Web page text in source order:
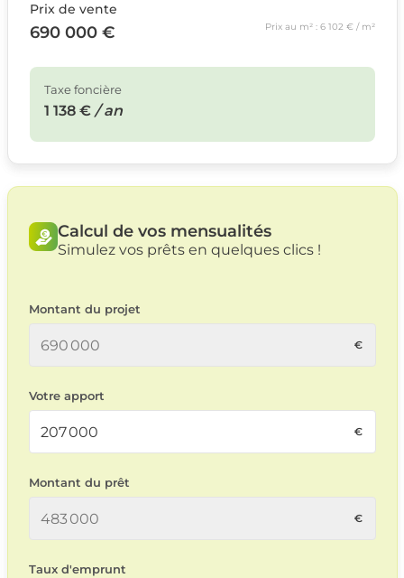
Prix de vente
690 000 € Prix au m² : 6 102 € / m²
Taxe foncière
1 138 € / an
Calcul de vos mensualités
Simulez vos prêts en quelques clics !
Montant du projet
Votre apport
Montant du prêt
Taux d'emprunt